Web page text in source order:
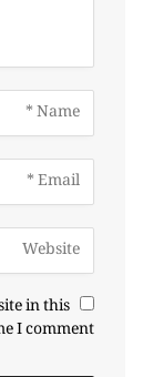
in this
I comment.